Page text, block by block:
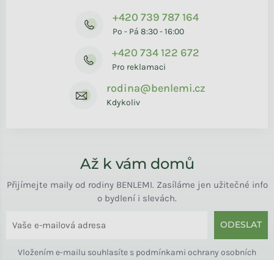
+420 739 787 164
Po - Pá 8:30 - 16:00
+420 734 122 672
Pro reklamaci
rodina@benlemi.cz
Kdykoliv
Až k vám domů
Přijímejte maily od rodiny BENLEMI. Zasíláme jen užitečné info
o bydlení i slevách.
ODESLAT
Vložením e-mailu souhlasíte s podmínkami ochrany osobních